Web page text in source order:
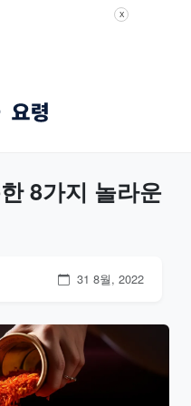
X
8가지 놀라운
31 8월, 2022